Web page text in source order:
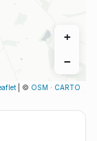
+
−
© OSM · CARTO